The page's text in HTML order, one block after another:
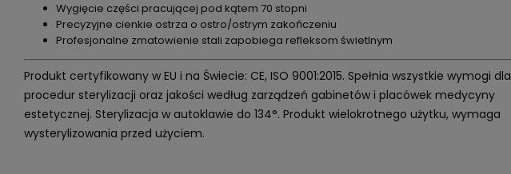
Wygięcie części pracującej pod kątem 70 stopni
Precyzyjne cienkie ostrza o ostro/ostrym zakończeniu
Profesjonalne zmatowienie stali zapobiega refleksom świetlnym
Produkt certyfikowany w EU i na Świecie: CE, ISO 9001:2015. Spełnia wszystkie wymogi dla
procedur sterylizacji oraz jakości według zarządzeń gabinetów i placówek medycyny
estetycznej. Sterylizacja w autoklawie do 134°. Produkt wielokrotnego użytku, wymaga
wysterylizowania przed użyciem.